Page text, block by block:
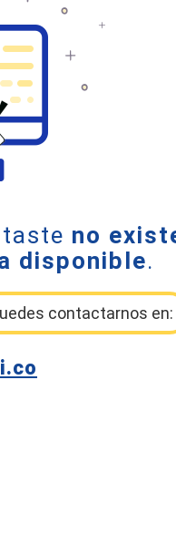
no
disponible.
contactarnos en: